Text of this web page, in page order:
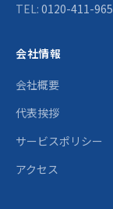
TEL: 0120-411-965
会社情報
会社概要
代表挨拶
サービスポリシー
アクセス